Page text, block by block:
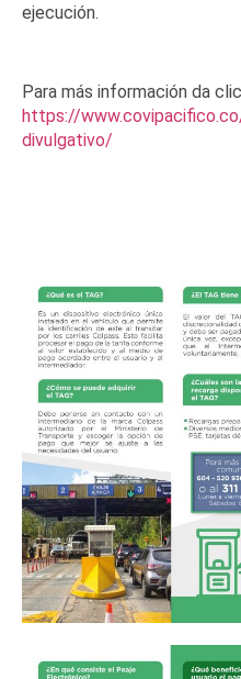
ejecución.
Para más información da
https://
divulgativo/